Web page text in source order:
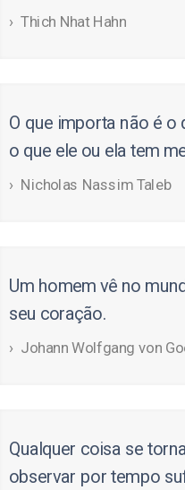
Thich Nhat Hahn
O que importa não é o
o que ele ou ela tem
Nicholas Nassim Taleb
Um homem vê no
seu coração.
Johann Wolfgang von
Qualquer coisa se
observar por tempo